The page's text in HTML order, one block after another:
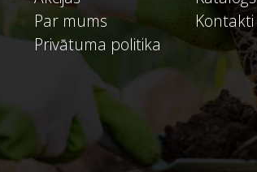
Par mums
Kontakti
Privātuma politika